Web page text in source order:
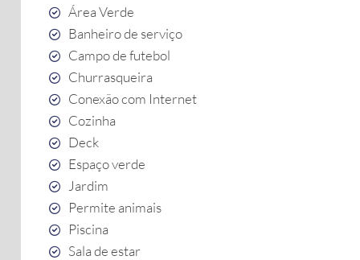
Área Verde
Banheiro de serviço
Campo de futebol
Churrasqueira
Conexão com Internet
Cozinha
Deck
Espaço verde
Jardim
Permite animais
Piscina
Sala de estar